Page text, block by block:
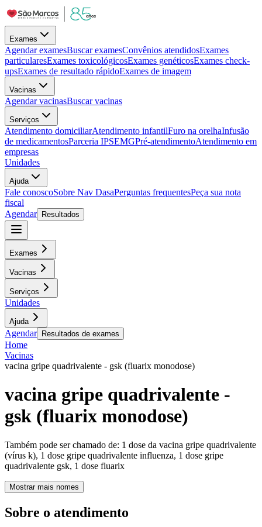
Exames
Agendar examesBuscar examesConvênios atendidosExames
particularesExames toxicológicosExames genéticosExames check-
upsExames de resultado rápidoExames de imagem
Vacinas
Agendar vacinasBuscar vacinas
Serviços
Atendimento domiciliarAtendimento infantilFuro na orelhaInfusão
de medicamentosParceria IPSEMGPré-atendimentoAtendimento em
empresas
Unidades
Ajuda
Fale conoscoSobre Nav DasaPerguntas frequentesPeça sua nota
fiscal
Agendar
Resultados
Exames
Vacinas
Serviços
Unidades
Ajuda
Agendar Resultados de exames
Home
Vacinas
vacina gripe quadrivalente - gsk (fluarix monodose)
vacina gripe quadrivalente -
gsk (fluarix monodose)
Também pode ser chamado de: 1 dose da vacina gripe quadrivalente
(vírus k), 1 dose gripe quadrivalente influenza, 1 dose gripe
quadrivalente gsk, 1 dose fluarix
Mostrar mais nomes
Sobre o atendimento